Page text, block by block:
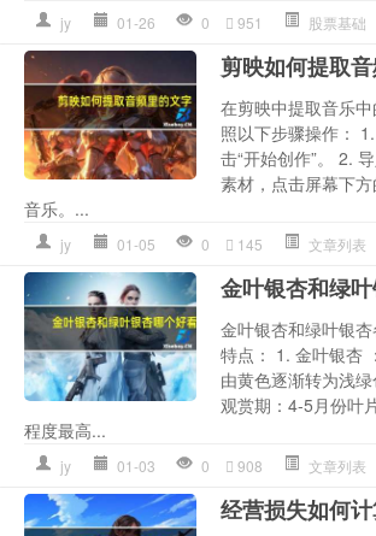
jy 01-26 0 951 股票基础
剪映如何提取
在剪映中提取音乐
照以下步骤操作：
击“开始创作”。 2.
素材，点击屏幕下方
音乐。...
jy 01-05 0 145 文章列表
金叶银杏和绿
金叶银杏和绿叶银
特点： 1. 金叶银杏
由黄色逐渐转为浅绿
观赏期：4-5月份叶
程度最高...
jy 01-03 0 908 文章列表
经营损失如何